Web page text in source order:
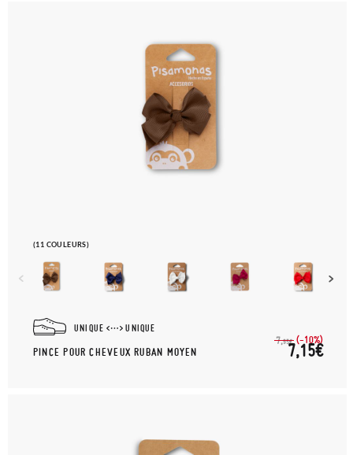
(11 COULEURS)
UNIQUE UNIQUE
PINCE POUR CHEVEUX RUBAN MOYEN
7,95€ (-10%)
7,15€